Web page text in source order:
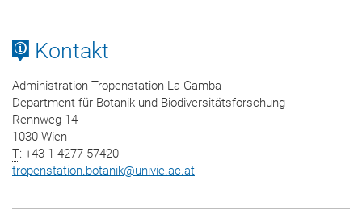
Kontakt
Administration Tropenstation La Gamba
Department für Botanik und Biodiversitätsforschung
Rennweg 14
1030 Wien
T: +43-1-4277-57420
tropenstation.botanik@univie.ac.at